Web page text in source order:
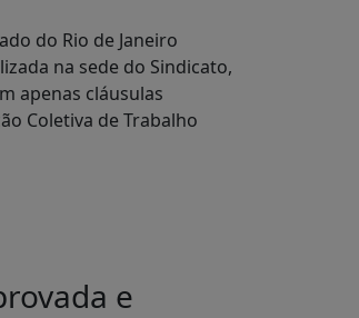
do Rio de Janeiro
na sede do Sindicato,
apenas cláusulas
Coletiva de Trabalho
e